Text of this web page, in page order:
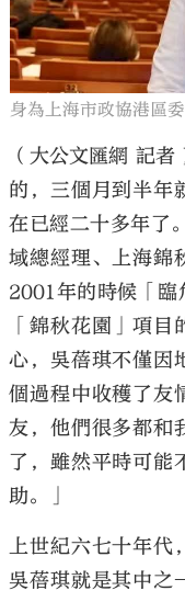
身為上海市政協港區
（大公文匯網 記
的，三個月到半年
在已經二十多年了
域總經理、上海錦
2001年的時候「臨
「錦秋花園」項
心，吳蓓琪不僅因
個過程中收穫了友
友，他們很多都和
了，雖然平時可能
助。」
上世紀六七十年代
吳蓓琪就是其中之